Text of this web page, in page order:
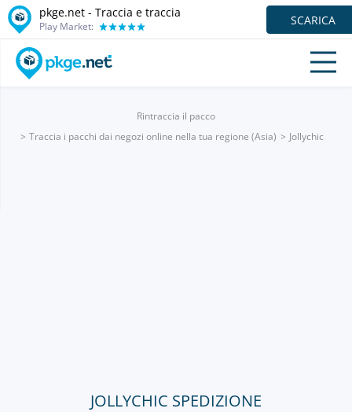
pkge.net - Traccia e traccia
Play Market: SCARICA
Rintraccia il pacco
Traccia i pacchi dai negozi online nella tua regione (Asia)
Jollychic
JOLLYCHIC SPEDIZIONE